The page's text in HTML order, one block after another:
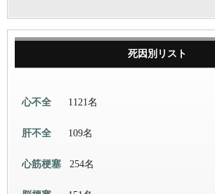
死因別リスト
心不全 1121名
肝不全 109名
心筋梗塞 254名